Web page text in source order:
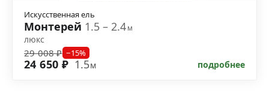
Искусственная ель
Монтерей 1.5 – 2.4м
люкс
29 008 ₽ −15%
24 650 ₽ 1.5м подробнее